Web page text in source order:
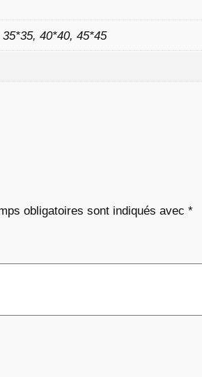
40*40, 45*45
obligatoires sont indiqués avec *